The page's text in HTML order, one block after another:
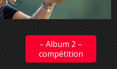
– Album 2 –
compétition